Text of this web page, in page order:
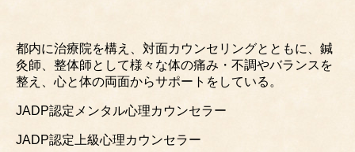
都内に治療院を構え、対面カウンセリングとともに、鍼
灸師、整体師として様々な体の痛み・不調やバランスを
整え、心と体の両面からサポートをしている。
JADP認定メンタル心理カウンセラー
JADP認定上級心理カウンセラー